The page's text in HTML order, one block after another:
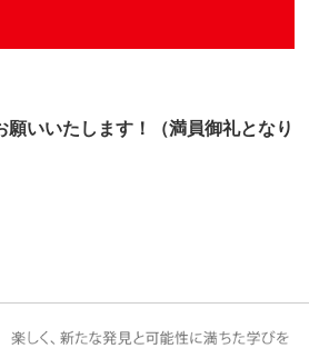
願いいたします！（満員御礼となり